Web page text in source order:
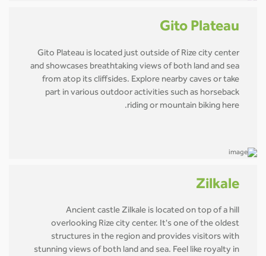
Gito Plateau
Gito Plateau is located just outside of Rize city center
and showcases breathtaking views of both land and sea
from atop its cliffsides. Explore nearby caves or take
part in various outdoor activities such as horseback
riding or mountain biking here.
Zilkale
Ancient castle Zilkale is located on top of a hill
overlooking Rize city center. It's one of the oldest
structures in the region and provides visitors with
stunning views of both land and sea. Feel like royalty in